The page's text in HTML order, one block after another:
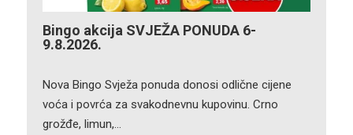
Bingo akcija SVJEŽA PONUDA 6-
9.8.2026.
Nova Bingo Svježa ponuda donosi odlične cijene
voća i povrća za svakodnevnu kupovinu. Crno
grožđe, limun,…